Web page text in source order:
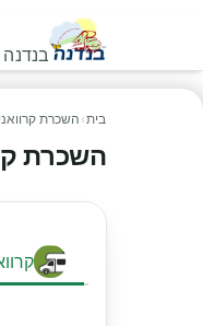
בית› השכרת
השכרת